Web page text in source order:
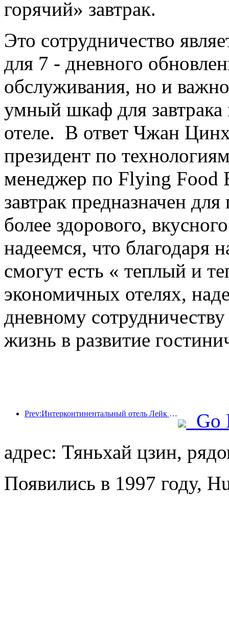
горячий» завтрак.
Это сотрудничество
для 7 - дневного
обслуживания, но и
умный шкаф для
отеле. В ответ Чжан
президент по
менеджер по Flying Food
завтрак предназначен
более здорового,
надеемся, что благодаря
смогут есть « теплый и
экономичных отелях,
дневному
жизнь в развитие
Prev:Интерконтинентальный отель Лейк Энджи Подписан
Go
адрес: Тяньхай цзин,
Появились в 1997 году,